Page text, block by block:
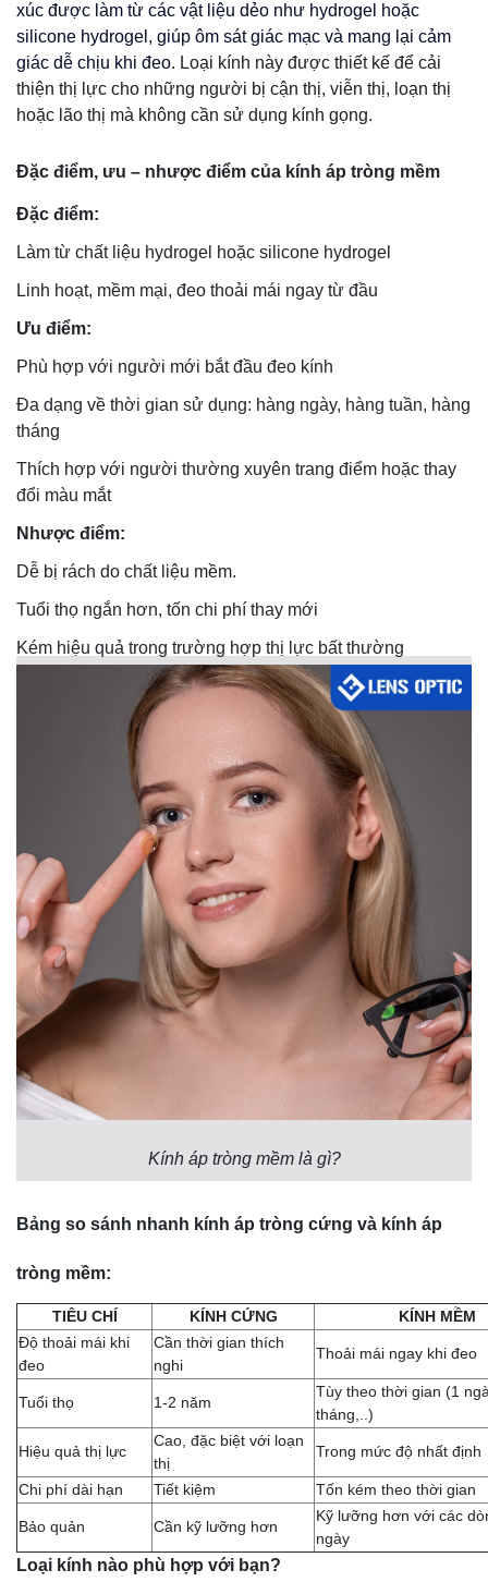
xúc được làm từ các vật liệu dẻo như hydrogel hoặc
silicone hydrogel, giúp ôm sát giác mạc và mang lại cảm
giác dễ chịu khi đeo. Loại kính này được thiết kế để cải
thiện thị lực cho những người bị cận thị, viễn thị, loạn thị
hoặc lão thị mà không cần sử dụng kính gọng.
Đặc điểm, ưu – nhược điểm của kính áp tròng mềm
Đặc điểm:
Làm từ chất liệu hydrogel hoặc silicone hydrogel
Linh hoạt, mềm mại, đeo thoải mái ngay từ đầu
Ưu điểm:
Phù hợp với người mới bắt đầu đeo kính
Đa dạng về thời gian sử dụng: hàng ngày, hàng tuần, hàng
tháng
Thích hợp với người thường xuyên trang điểm hoặc thay
đổi màu mắt
Nhược điểm:
Dễ bị rách do chất liệu mềm.
Tuổi thọ ngắn hơn, tốn chi phí thay mới
Kém hiệu quả trong trường hợp thị lực bất thường
Kính áp tròng mềm là gì?
Bảng so sánh nhanh kính áp tròng cứng và kính áp
tròng mềm:
TIÊU CHÍ KÍNH CỨNG
KÍNH MỀM
Độ thoải mái khi
đeo
Cần thời gian thích
nghi
Thoải mái ngay khi đeo
Tuổi thọ 1-2 năm
Tùy theo thời gian (1
tháng,..)
Hiệu quả thị lực
Cao, đặc biệt với loạn
thị
Trong mức độ nhất định
Chi phí dài hạn Tiết kiệm Tốn kém theo thời gian
Bảo quản Cần kỹ lưỡng hơn
Kỹ lưỡng hơn với các
ngày
Loại kính nào phù hợp với bạn?